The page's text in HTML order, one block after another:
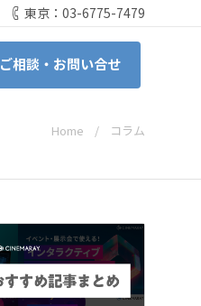
東京：03-6775-7479
ご相談・お問い合せ
Home コラム